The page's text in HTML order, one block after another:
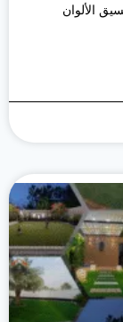
الألوان